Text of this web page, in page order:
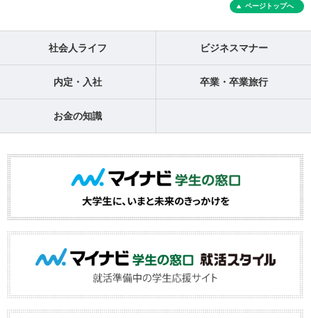
ページトップへ
社会人ライフ ビジネスマナー
内定・入社 卒業・卒業旅行
お金の知識